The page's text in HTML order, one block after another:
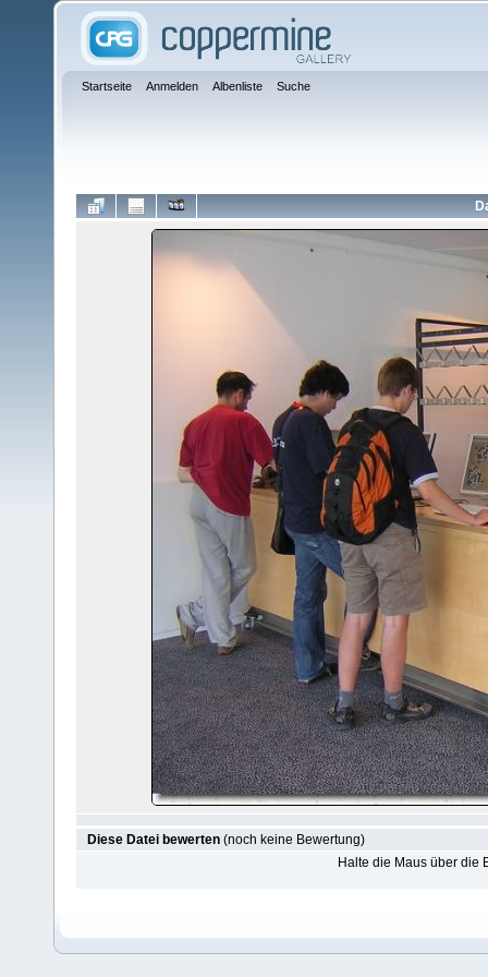
Startseite Anmelden Albenliste Suche
Diese Datei bewerten (noch keine Bewertung)
Halte die Maus über die